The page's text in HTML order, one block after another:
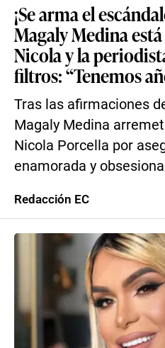
¡Se arma el
Magaly Medina
Nicola y la
filtros: “Tenemos
Tras las afirmaciones
Magaly Medina
Nicola Porcella por
enamorada y
Redacción EC